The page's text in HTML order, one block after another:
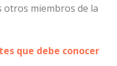
otros miembros de la
que debe conocer